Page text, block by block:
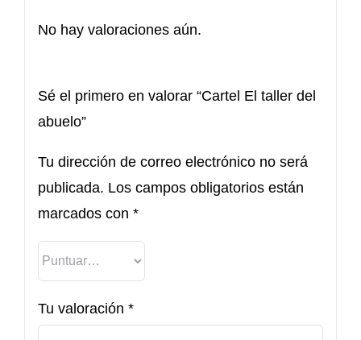
No hay valoraciones aún.
Sé el primero en valorar “Cartel El taller del
abuelo”
Tu dirección de correo electrónico no será
publicada. Los campos obligatorios están
marcados con *
Tu valoración *